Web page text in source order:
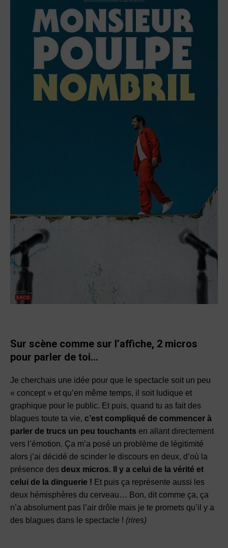
Sur scène comme sur l’affiche, 2 micros
pour parler de toi…
Je cherchais une idée pour que le spectacle soit un peu
« concept » et qu’en même temps, il soit ludique et
graphique pour le public. Et puis, quand tu as fait des
blagues toute ta vie, c’est compliqué de commencer à
parler de trucs un peu touchants en allant directement
vers l’émotion. Ça m’a posé un problème de légitimité
alors j’ai décidé de scinder le discours en deux, d’où la
présence des deux micros. Il y a celui de la vérité et
celui de la dinguerie ! Et puis ça représente aussi les
deux hémisphères du cerveau… Bon, dit comme ça, ça
n’a absolument pas l’air drôle mais je te promets qu’il y a
des blagues dans le spectacle ! (rires)